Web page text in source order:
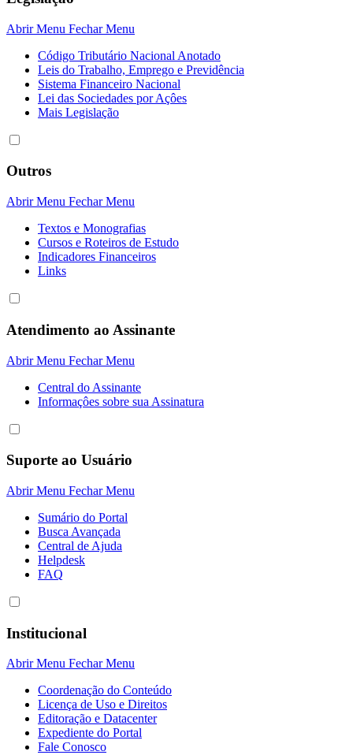
Abrir Menu Fechar Menu
Código Tributário Nacional Anotado
Leis do Trabalho, Emprego e Previdência
Sistema Financeiro Nacional
Lei das Sociedades por Açôes
Mais Legislação
Outros
Abrir Menu Fechar Menu
Textos e Monografias
Cursos e Roteiros de Estudo
Indicadores Financeiros
Links
Atendimento ao Assinante
Abrir Menu Fechar Menu
Central do Assinante
Informaçôes sobre sua Assinatura
Suporte ao Usuário
Abrir Menu Fechar Menu
Sumário do Portal
Busca Avançada
Central de Ajuda
Helpdesk
FAQ
Institucional
Abrir Menu Fechar Menu
Coordenação do Conteúdo
Licença de Uso e Direitos
Editoração e Datacenter
Expediente do Portal
Fale Conosco